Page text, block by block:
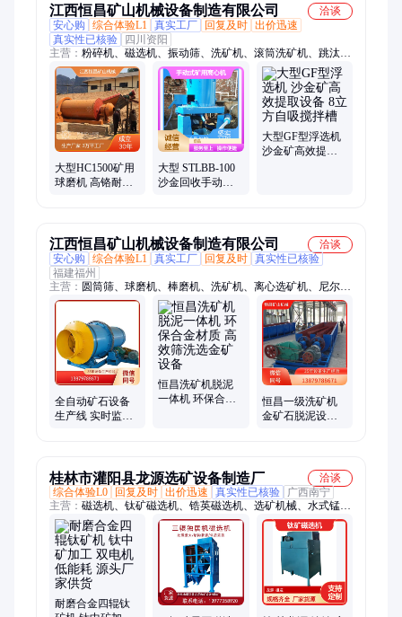
江西恒昌矿山机械设备制造有限公司
洽谈
安心购
综合体验L1 真实工厂 回复及时 出价迅速
真实性已核验
四川资阳
主营： 粉碎机、磁选机、振动筛、洗矿机、滚筒洗矿机、跳汰
机、洗砂机、洗石机、碾金机、球磨机、浮选机、螺旋溜槽、给
料机、滚筒筛、棒磨机、破碎机、搅拌桶、选矿设备、选矿离心
机、选金设备、沙金设备、金矿设备、选矿生产线、圆筒筛、浸
出槽
大型HC1500矿用
球磨机 高铬耐磨
大型 STLBB-100
沙金回收手动式
大型GF型浮选机
沙金矿高效提取
江西恒昌矿山机械设备制造有限公司
洽谈
安心购
综合体验L1 真实工厂 回复及时 真实性已核验
福建福州
主营： 圆筒筛、球磨机、棒磨机、洗矿机、离心选矿机、尼尔森
选矿机、浮选机、破碎机、制砂机、洗砂机、分级机、选矿摇
床、螺旋溜槽、跳汰机、振动筛、制沙机、洗沙机、选矿设备、
选金设备、金矿设备、选金生产线、金矿生产线、选矿离心机
全自动矿石设备
生产线 实时监控
恒昌洗矿机脱泥
一体机 环保合金
恒昌一级洗矿机
金矿石脱泥设备
桂林市灌阳县龙源选矿设备制造厂
洽谈
综合体验L0
回复及时 出价迅速 真实性已核验
广西南宁
主营： 磁选机、钛矿磁选机、锆英磁选机、选矿机械、水式锰矿
磁选机、三盘带式磁选机、整体式烘干机、三辊独居石磁选机、
磁选设备、选矿设备
耐磨合金四辊钛